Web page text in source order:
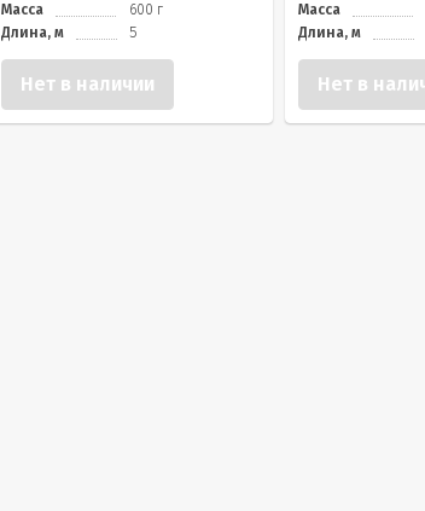
Масса
600 г
Длина, м
5
Нет в наличии
Масса
Длина, м
Нет в